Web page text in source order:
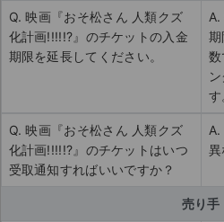
Q. 映画『おそ松さん 人類クズ
化計画!!!!!?』のチケットの入金
期限を延長してください。
A.
期
数
す
Q. 映画『おそ松さん 人類クズ
化計画!!!!!?』のチケットはいつ
受取通知すればいいですか？
A.
異
売り手